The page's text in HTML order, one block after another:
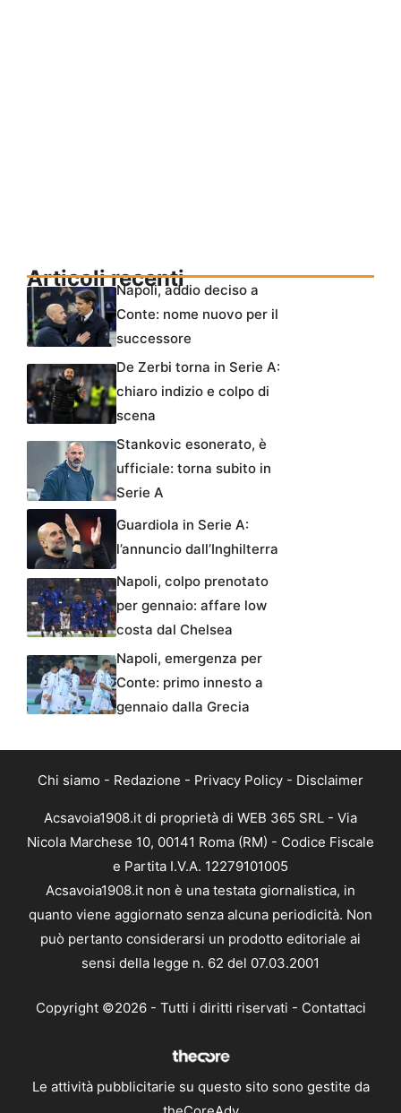
Articoli recentiNapoli, addio deciso a
Conte: nome nuovo per il
successore
De Zerbi torna in Serie A:
chiaro indizio e colpo di
scena
Stankovic esonerato, è
ufficiale: torna subito in
Serie A
Guardiola in Serie A:
l’annuncio dall’Inghilterra
Napoli, colpo prenotato
per gennaio: affare low
costa dal Chelsea
Napoli, emergenza per
Conte: primo innesto a
gennaio dalla Grecia
Chi siamo - Redazione - Privacy Policy - Disclaimer
Acsavoia1908.it di proprietà di WEB 365 SRL - Via
Nicola Marchese 10, 00141 Roma (RM) - Codice Fiscale
e Partita I.V.A. 12279101005
Acsavoia1908.it non è una testata giornalistica, in
quanto viene aggiornato senza alcuna periodicità. Non
può pertanto considerarsi un prodotto editoriale ai
sensi della legge n. 62 del 07.03.2001
Copyright ©2026 - Tutti i diritti riservati - Contattaci
Le attività pubblicitarie su questo sito sono gestite da